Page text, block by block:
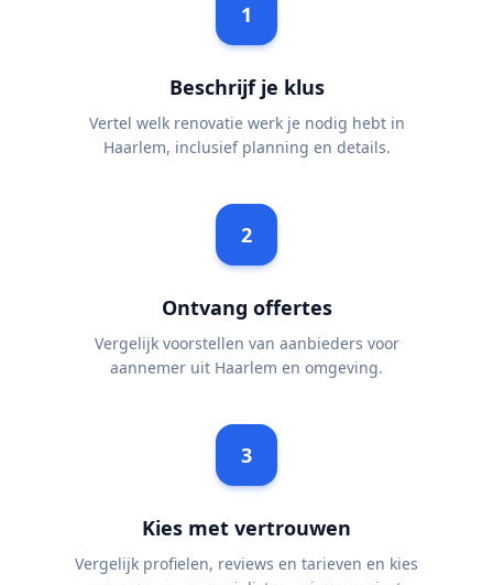
1
Beschrijf je klus
Vertel welk renovatie werk je nodig hebt in
Haarlem, inclusief planning en details.
2
Ontvang offertes
Vergelijk voorstellen van aanbieders voor
aannemer uit Haarlem en omgeving.
3
Kies met vertrouwen
Vergelijk profielen, reviews en tarieven en kies